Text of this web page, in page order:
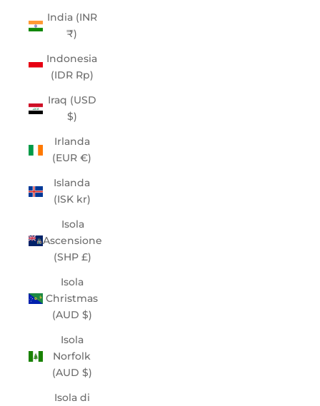
India (INR
₹)
Indonesia
(IDR Rp)
Iraq (USD
$)
Irlanda
(EUR €)
Islanda
(ISK kr)
Isola
Ascensione
(SHP £)
Isola
Christmas
(AUD $)
Isola
Norfolk
(AUD $)
Isola di